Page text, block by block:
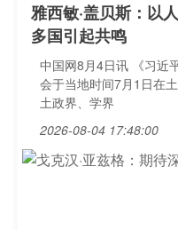
雅西敏·盖贝斯：以
多国引起共鸣
中国网8月4日讯 《习近
会于当地时间7月1日在
土政界、学界
2026-08-04 17:48:00